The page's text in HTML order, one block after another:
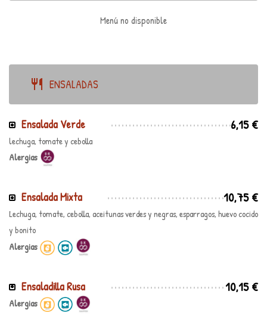
Menú no disponible
ENSALADAS
Ensalada Verde 6,15 €
lechuga, tomate y cebolla
Alergias
Ensalada Mixta 10,75 €
Lechuga, tomate, cebolla, aceitunas verdes y negras, esparragos, huevo cocido
y bonito
Alergias
Ensaladilla Rusa 10,15 €
Alergias